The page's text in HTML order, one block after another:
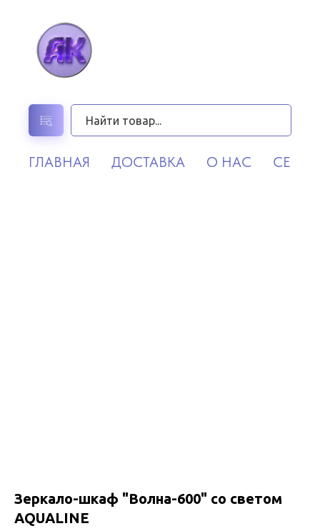
ГЛАВНАЯ ДОСТАВКА О НАС
Зеркало-шкаф "Волна-600" со светом
AQUALINE